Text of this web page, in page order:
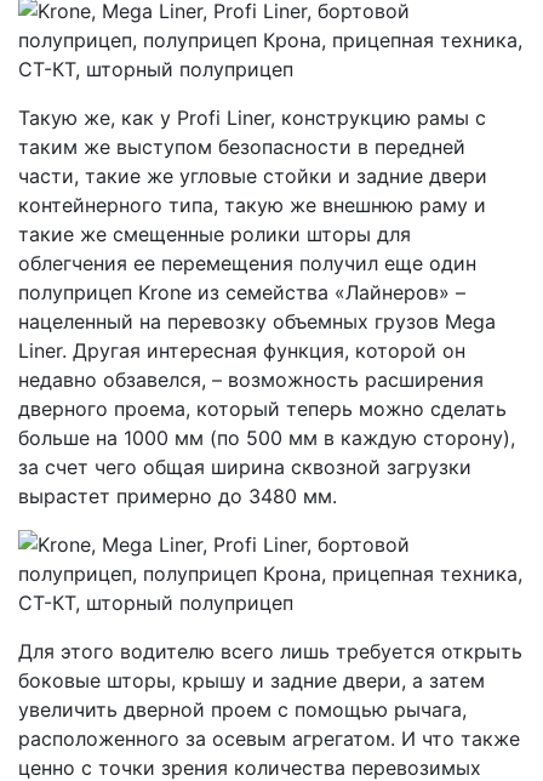
Такую же, как у Profi Liner, конструкцию рамы с
таким же выступом безопасности в передней
части, такие же угловые стойки и задние двери
контейнерного типа, такую же внешнюю раму и
такие же смещенные ролики шторы для
облегчения ее перемещения получил еще один
полуприцеп Krone из семейства «Лайнеров» –
нацеленный на перевозку объемных грузов Mega
Liner. Другая интересная функция, которой он
недавно обзавелся, – возможность расширения
дверного проема, который теперь можно сделать
больше на 1000 мм (по 500 мм в каждую сторону),
за счет чего общая ширина сквозной загрузки
вырастет примерно до 3480 мм.
Для этого водителю всего лишь требуется открыть
боковые шторы, крышу и задние двери, а затем
увеличить дверной проем с помощью рычага,
расположенного за осевым агрегатом. И что также
ценно с точки зрения количества перевозимых